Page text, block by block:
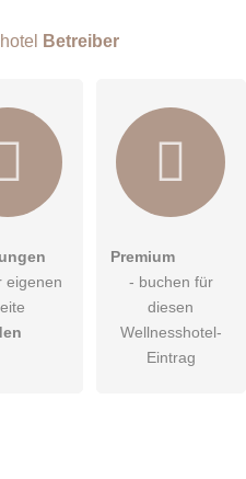
Betreiber
eigenen
Premium
- buchen für
diesen
Wellnesshotel-
Eintrag